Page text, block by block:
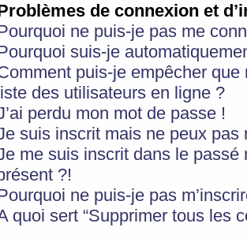
de connexion et
ne puis-je pas me
suis-je
puis-je empêcher
des utilisateurs en ligne ?
perdu mon mot de passe !
suis inscrit mais ne peux pas
me suis inscrit dans le
?!
ne puis-je pas
quoi sert “Supprimer tous les